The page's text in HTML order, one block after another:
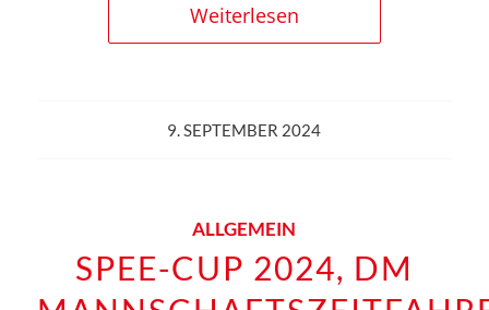
Weiterlesen
9. SEPTEMBER 2024
ALLGEMEIN
SPEE-CUP 2024, DM